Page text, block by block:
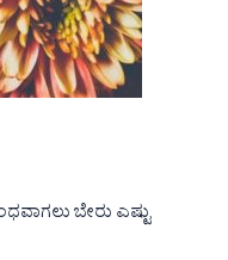
ಬೇರು ಎಷ್ಟು